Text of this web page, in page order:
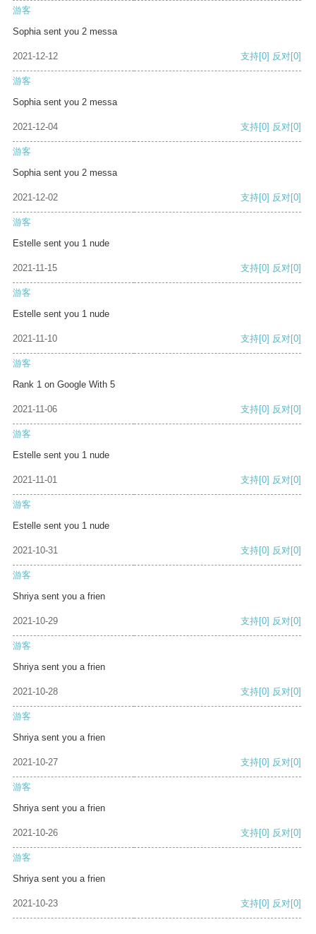
游客
Sophia sent you 2 messa
2021-12-12 支持[0] 反对[0]
游客
Sophia sent you 2 messa
2021-12-04 支持[0] 反对[0]
游客
Sophia sent you 2 messa
2021-12-02 支持[0] 反对[0]
游客
Estelle sent you 1 nude
2021-11-15 支持[0] 反对[0]
游客
Estelle sent you 1 nude
2021-11-10 支持[0] 反对[0]
游客
Rank 1 on Google With 5
2021-11-06 支持[0] 反对[0]
游客
Estelle sent you 1 nude
2021-11-01 支持[0] 反对[0]
游客
Estelle sent you 1 nude
2021-10-31 支持[0] 反对[0]
游客
Shriya sent you a frien
2021-10-29 支持[0] 反对[0]
游客
Shriya sent you a frien
2021-10-28 支持[0] 反对[0]
游客
Shriya sent you a frien
2021-10-27 支持[0] 反对[0]
游客
Shriya sent you a frien
2021-10-26 支持[0] 反对[0]
游客
Shriya sent you a frien
2021-10-23 支持[0] 反对[0]